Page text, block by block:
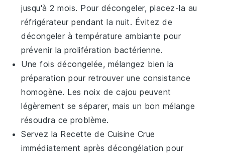
jusqu'à 2 mois. Pour décongeler, placez-la au
réfrigérateur pendant la nuit. Évitez de
décongeler à température ambiante pour
prévenir la prolifération bactérienne.
Une fois décongelée, mélangez bien la
préparation pour retrouver une consistance
homogène. Lesnoix de cajou peuvent
légèrement se séparer, mais un bon mélange
résoudra ce problème.
Servez la Recette de Cuisine Crue
immédiatement après décongélation pour